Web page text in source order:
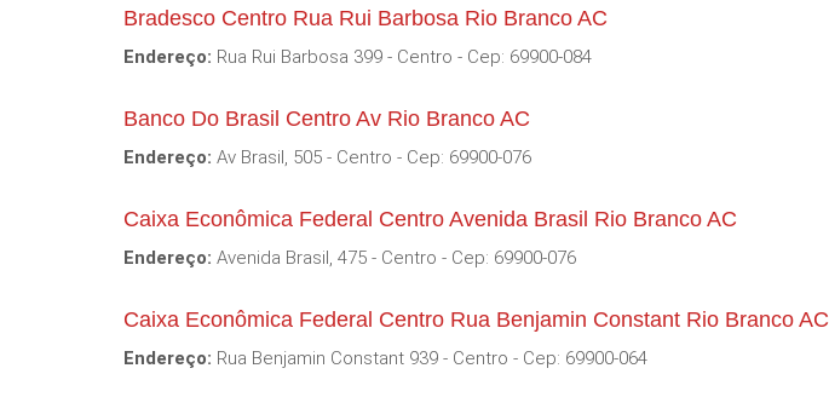
Bradesco Centro Rua Rui Barbosa Rio Branco AC
Endereço: Rua Rui Barbosa 399 - Centro - Cep: 69900-084
Banco Do Brasil Centro Av Rio Branco AC
Endereço: Av Brasil, 505 - Centro - Cep: 69900-076
Caixa Econômica Federal Centro Avenida Brasil Rio Branco AC
Endereço: Avenida Brasil, 475 - Centro - Cep: 69900-076
Caixa Econômica Federal Centro Rua Benjamin Constant Rio Branco AC
Endereço: Rua Benjamin Constant 939 - Centro - Cep: 69900-064